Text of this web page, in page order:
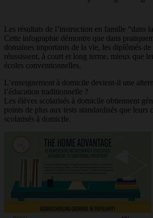
Les résultats de l’instruction en famille “dans
Cette infographie démontre que dans
domaines importants de la vie, les diplômés de
réussissent, à court et long terme, mieux que
écoles conventionnelles.
L’enseignement à domicile devient-il une
l’éducation traditionnelle ?
Les élèves scolarisés à domicile obtiennent
points de plus aux tests standardisés que leurs
scolarisés à domicile.